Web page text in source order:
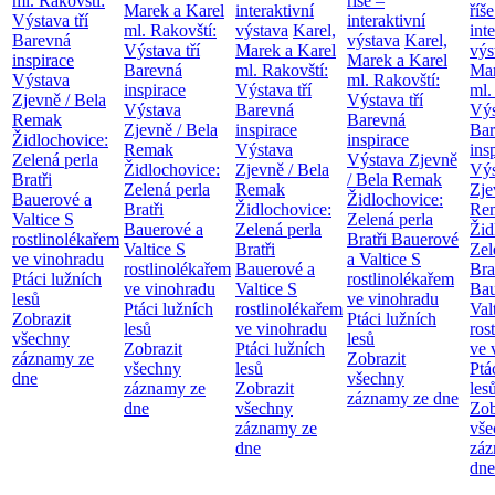
Výstava tří
Barevná
inspirace
Výstava
Zjevně / Bela
Remak
Židlochovice:
Zelená perla
Bratři
Bauerové a
Valtice S
rostlinolékařem
ve vinohradu
Ptáci lužních
lesů
Zobrazit
všechny
záznamy ze
dne
Marek a Karel
ml. Rakovští:
Výstava tří
Barevná
inspirace
Výstava
Zjevně / Bela
Remak
Židlochovice:
Zelená perla
Bratři
Bauerové a
Valtice S
rostlinolékařem
ve vinohradu
Ptáci lužních
lesů
Zobrazit
všechny
záznamy ze
dne
interaktivní
výstava Karel,
Marek a Karel
ml. Rakovští:
Výstava tří
Barevná
inspirace
Výstava
Zjevně / Bela
Remak
Židlochovice:
Zelená perla
Bratři
Bauerové a
Valtice S
rostlinolékařem
ve vinohradu
Ptáci lužních
lesů
Zobrazit
všechny
záznamy ze
dne
interaktivní
výstava Karel,
Marek a Karel
ml. Rakovští:
Výstava tří
Barevná
inspirace
Výstava Zjevně
/ Bela Remak
Židlochovice:
Zelená perla
Bratři Bauerové
a Valtice S
rostlinolékařem
ve vinohradu
Ptáci lužních
lesů
Zobrazit
všechny
záznamy ze dne
ml.
ve
dne